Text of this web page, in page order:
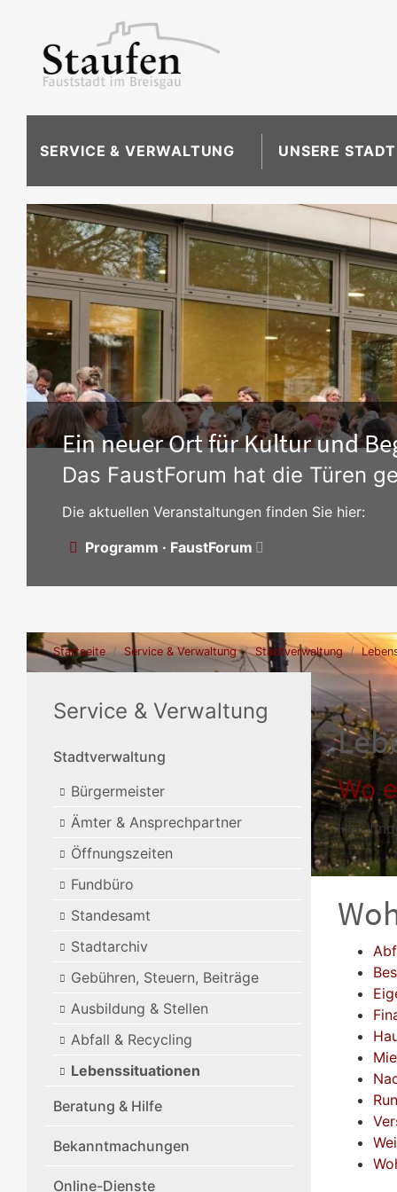
SERVICE & VERWALTUNG UNSERE STADT
Ein neuer Ort für Kultur und
Das FaustForum hat die Türen
Die aktuellen Veranstaltungen finden Sie hier:
Programm · FaustForum
Startseite Service & Verwaltung Stadtverwaltung
Service & Verwaltung
Stadtverwaltung
Bürgermeister
Ämter & Ansprechpartner
Öffnungszeiten
Fundbüro
Standesamt
Stadtarchiv
Gebühren, Steuern, Beiträge
Ausbildung & Stellen
Abfall & Recycling
Lebenssituationen
Beratung & Hilfe
Bekanntmachungen
Online-Dienste
Wo
Hier